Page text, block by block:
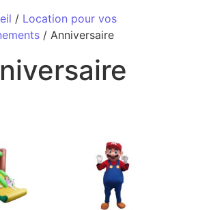
/ Location pour vos
/ Anniversaire